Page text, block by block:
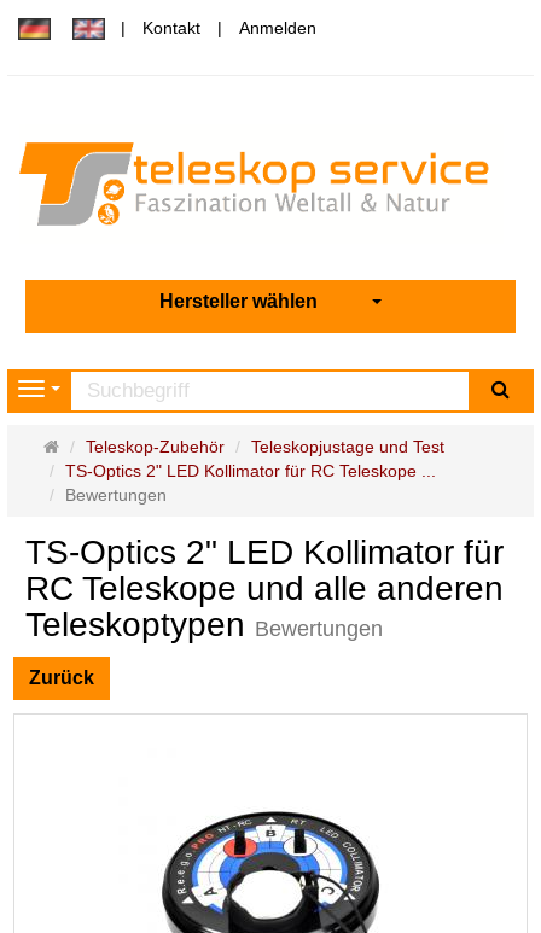
Kontakt Anmelden
Hersteller wählen
Navigation
Startseite
Teleskop-Zubehör
Teleskopjustage und Test
TS-Optics 2" LED Kollimator für RC Teleskope ...
Bewertungen
TS-Optics 2" LED Kollimator für
RC Teleskope und alle anderen
Teleskoptypen Bewertungen
Zurück